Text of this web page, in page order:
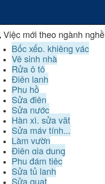
Việc mới theo ngành nghề
Bốc xếp, khiêng vác
Vệ sinh nhà
Rửa ô tô
Điện lạnh
Phụ hồ
Sửa điện
Sửa nước
Hàn xì, sửa vặt
Sửa máy tính...
Làm vườn
Điện gia dụng
Phụ đám tiệc
Sửa tủ lạnh
Sửa quạt